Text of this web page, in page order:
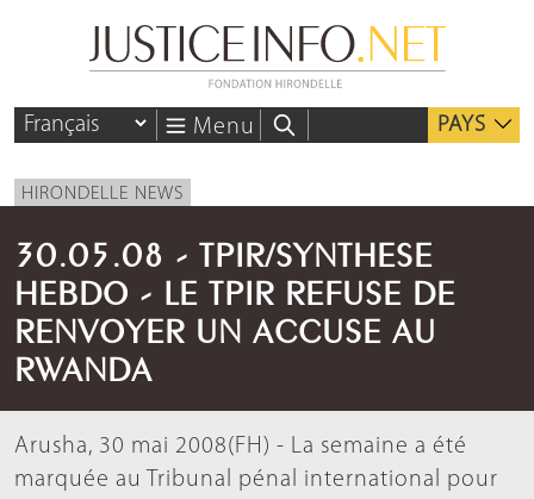
Menu PAYS
HIRONDELLE NEWS
30.05.08 - TPIR/SYNTHESE
HEBDO - LE TPIR REFUSE DE
RENVOYER UN ACCUSE AU
RWANDA
Arusha, 30 mai 2008(FH) - La semaine a été
marquée au Tribunal pénal international pour